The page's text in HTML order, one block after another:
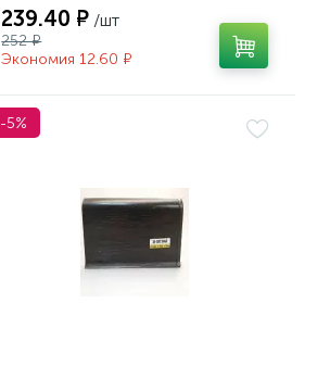
239.40 ₽ /шт
252 ₽
Экономия 12.60 ₽
-5%